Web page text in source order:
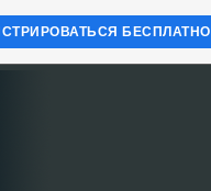
БЕСПЛАТНО